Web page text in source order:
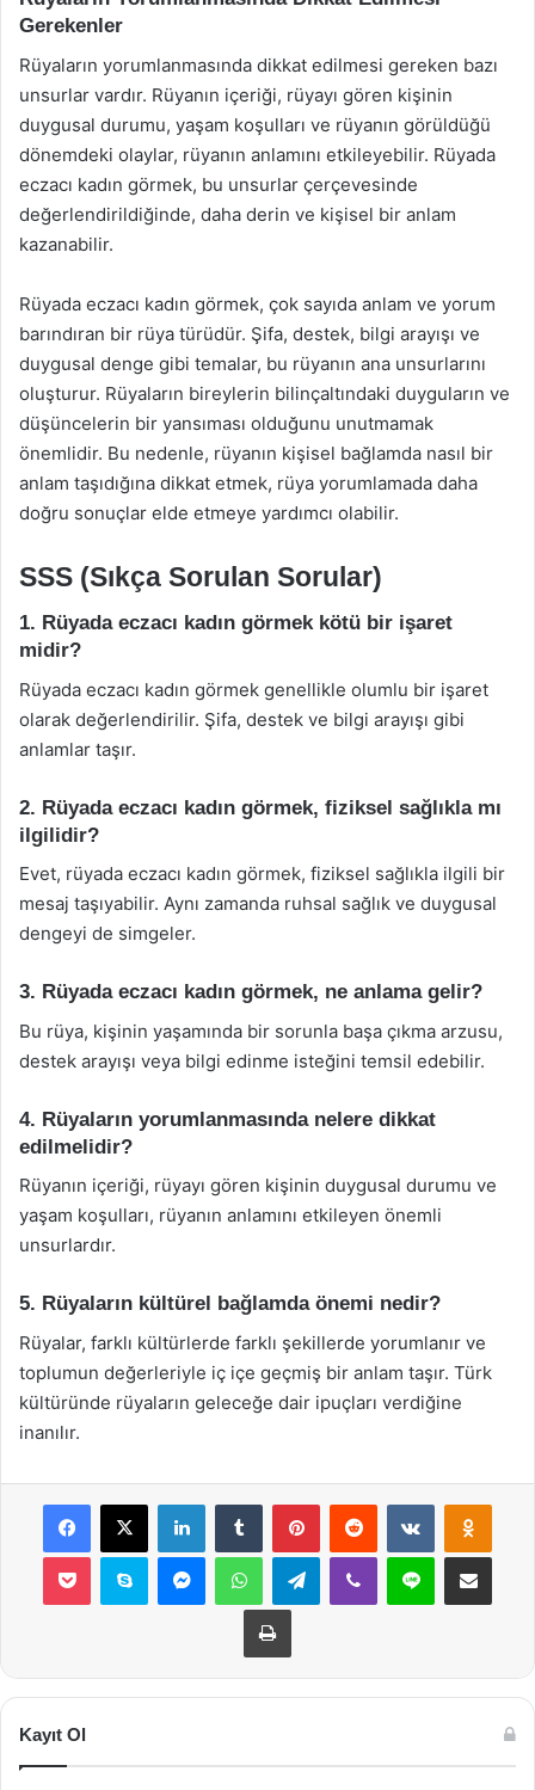
Gerekenler
Rüyaların yorumlanmasında dikkat edilmesi gereken bazı
unsurlar vardır. Rüyanın içeriği, rüyayı gören kişinin
duygusal durumu, yaşam koşulları ve rüyanın görüldüğü
dönemdeki olaylar, rüyanın anlamını etkileyebilir. Rüyada
eczacı kadın görmek, bu unsurlar çerçevesinde
değerlendirildiğinde, daha derin ve kişisel bir anlam
kazanabilir.
Rüyada eczacı kadın görmek, çok sayıda anlam ve yorum
barındıran bir rüya türüdür. Şifa, destek, bilgi arayışı ve
duygusal denge gibi temalar, bu rüyanın ana unsurlarını
oluşturur. Rüyaların bireylerin bilinçaltındaki duyguların ve
düşüncelerin bir yansıması olduğunu unutmamak
önemlidir. Bu nedenle, rüyanın kişisel bağlamda nasıl bir
anlam taşıdığına dikkat etmek, rüya yorumlamada daha
doğru sonuçlar elde etmeye yardımcı olabilir.
SSS (Sıkça Sorulan Sorular)
1. Rüyada eczacı kadın görmek kötü bir işaret
midir?
Rüyada eczacı kadın görmek genellikle olumlu bir işaret
olarak değerlendirilir. Şifa, destek ve bilgi arayışı gibi
anlamlar taşır.
2. Rüyada eczacı kadın görmek, fiziksel sağlıkla mı
ilgilidir?
Evet, rüyada eczacı kadın görmek, fiziksel sağlıkla ilgili bir
mesaj taşıyabilir. Aynı zamanda ruhsal sağlık ve duygusal
dengeyi de simgeler.
3. Rüyada eczacı kadın görmek, ne anlama gelir?
Bu rüya, kişinin yaşamında bir sorunla başa çıkma arzusu,
destek arayışı veya bilgi edinme isteğini temsil edebilir.
4. Rüyaların yorumlanmasında nelere dikkat
edilmelidir?
Rüyanın içeriği, rüyayı gören kişinin duygusal durumu ve
yaşam koşulları, rüyanın anlamını etkileyen önemli
unsurlardır.
5. Rüyaların kültürel bağlamda önemi nedir?
Rüyalar, farklı kültürlerde farklı şekillerde yorumlanır ve
toplumun değerleriyle iç içe geçmiş bir anlam taşır. Türk
kültüründe rüyaların geleceğe dair ipuçları verdiğine
inanılır.
Facebook
X LinkedInTumblr PinterestReddit VKontakte
Pocket Skype MessengerWhatsAppTelegramViber Line E-Posta ile
Yazdır
Kayıt Ol